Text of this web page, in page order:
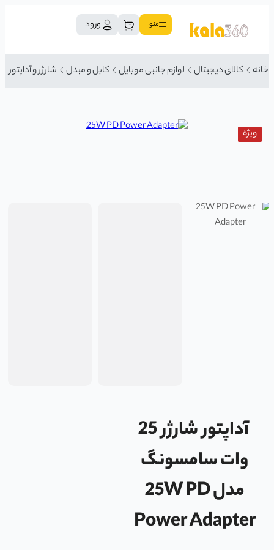
منو ورود
خانه کالای دیجیتال لوازم جانبی موبایل کابل و مبدل شارژر و آداپتور
ویژه
آداپتور شارژر 25
وات سامسونگ
مدل 25W PD
Power Adapter